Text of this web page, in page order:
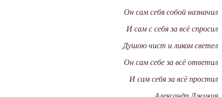
Он сам себя собой назначил
И сам с себя за всё спросил
Душою чист и ликом светел
Он сам себе за всё ответил
И сам себя за всё простил